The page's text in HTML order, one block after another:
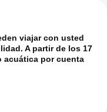
viajar con usted
A partir de los 17
acuática por cuenta